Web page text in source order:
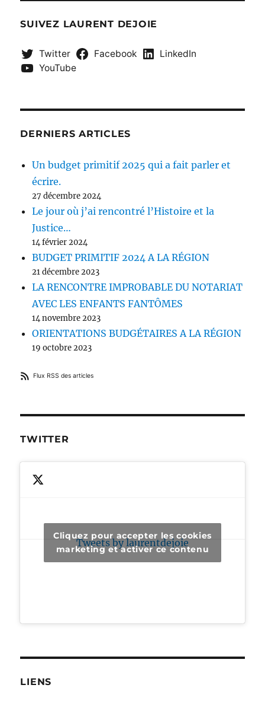
SUIVEZ LAURENT DEJOIE
Twitter Facebook
LinkedIn
YouTube
DERNIERS ARTICLES
Un budget primitif 2025 qui a fait parler et
écrire.
27 décembre 2024
Le jour où j’ai rencontré l’Histoire et la
Justice…
14 février 2024
BUDGET PRIMITIF 2024 A LA RÉGION
21 décembre 2023
LA RENCONTRE IMPROBABLE DU NOTARIAT
AVEC LES ENFANTS FANTÔMES
14 novembre 2023
ORIENTATIONS BUDGÉTAIRES A LA RÉGION
19 octobre 2023
Flux RSS des articles
TWITTER
Tweets by laurentdejoie
Cliquez pour accepter les cookies
marketing et activer ce contenu
LIENS